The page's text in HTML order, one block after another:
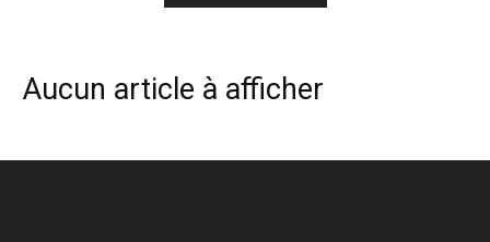
Aucun article à afficher